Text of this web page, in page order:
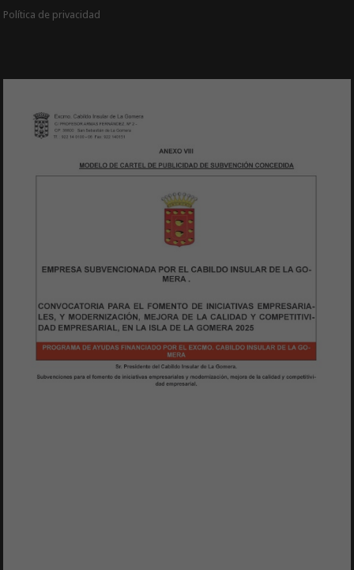
Política de privacidad